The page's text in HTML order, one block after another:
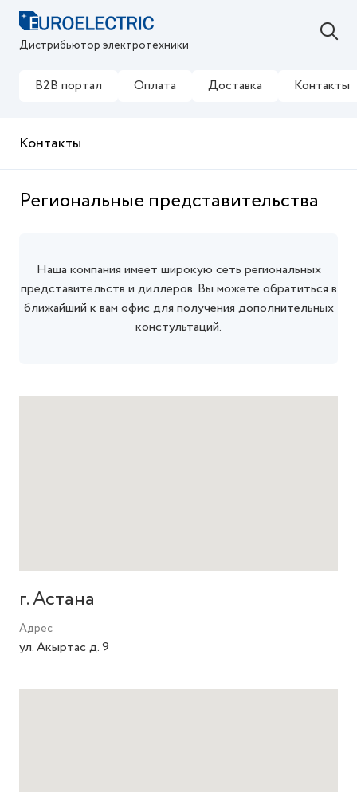
Дистрибьютор электротехники
B2B портал Оплата Доставка Контакты
Контакты
Региональные представительства
Наша компания имеет широкую сеть региональных
представительств и диллеров. Вы можете обратиться в
ближайший к вам офис для получения дополнительных
констультаций.
г. Астана
Адрес
ул. Акыртас д. 9